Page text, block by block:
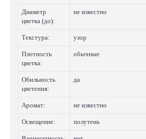
Диаметр
цветка (до):
не известно
Текстура: узор
Плотность
цветка:
обычные
Обильность
цветения:
да
Аромат: не известно
Освещение: полутень